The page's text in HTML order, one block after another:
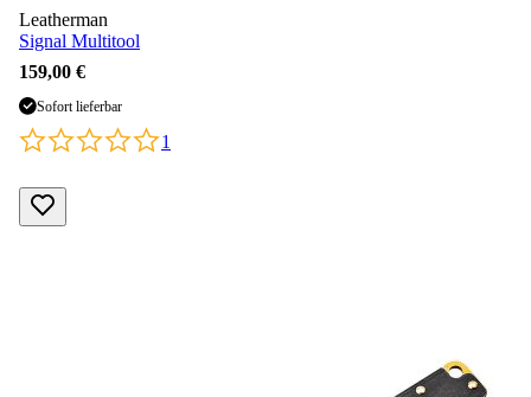
Leatherman
Signal Multitool
159,00 €
Sofort lieferbar
1